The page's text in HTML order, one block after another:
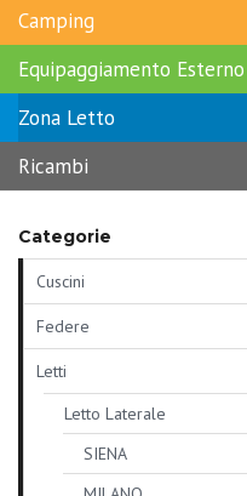
Camping
Equipaggiamento Esterno
Zona Letto
Ricambi
Categorie
Cuscini
Federe
Letti
Letto Laterale
SIENA